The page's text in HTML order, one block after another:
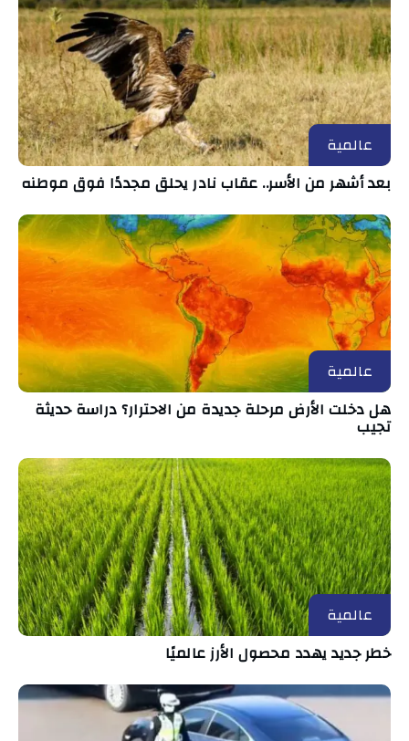
عالمية
بعد أشهر من الأسر.. عقاب نادر يحلق مجددًا فوق موطنه
عالمية
هل دخلت الأرض مرحلة جديدة من الاحترار؟ دراسة حديثة
تجيب
عالمية
خطر جديد يهدد محصول الأرز عالميًا